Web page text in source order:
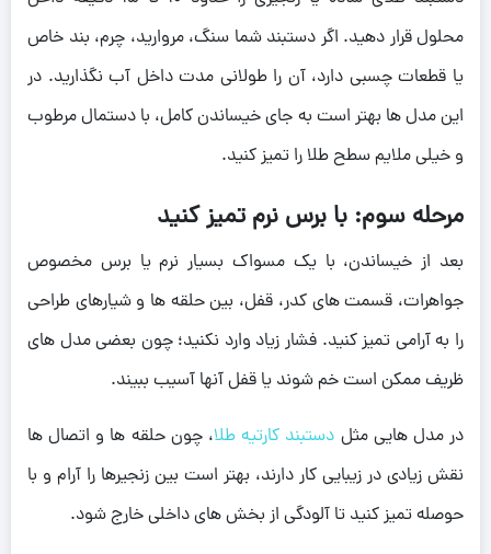
محلول قرار دهید. اگر دستبند شما سنگ، مروارید، چرم، بند خاص
یا قطعات چسبی دارد، آن را طولانی مدت داخل آب نگذارید. در
این مدل ها بهتر است به جای خیساندن کامل، با دستمال مرطوب
و خیلی ملایم سطح طلا را تمیز کنید.
مرحله سوم: با برس نرم تمیز کنید
بعد از خیساندن، با یک مسواک بسیار نرم یا برس مخصوص
جواهرات، قسمت های کدر، قفل، بین حلقه ها و شیارهای طراحی
را به آرامی تمیز کنید. فشار زیاد وارد نکنید؛ چون بعضی مدل های
ظریف ممکن است خم شوند یا قفل آنها آسیب ببیند.
در مدل هایی مثل دستبند کارتیه طلا، چون حلقه ها و اتصال ها
نقش زیادی در زیبایی کار دارند، بهتر است بین زنجیرها را آرام و با
حوصله تمیز کنید تا آلودگی از بخش های داخلی خارج شود.